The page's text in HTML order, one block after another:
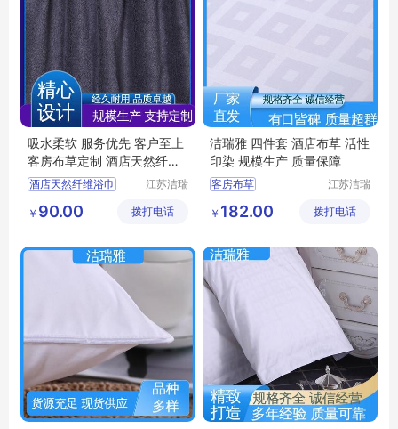
吸水柔软 服务优先 客户至上
客房布草定制 酒店天然纤维
浴巾 洁瑞雅
酒店天然纤维浴巾
宾馆浴巾 酒店布草
江苏洁瑞
有限公司
￥ 90.00 拨打电话
洁瑞雅 四件套 酒店布草 活性
印染 规模生产 质量保障
客房布草
宾馆床上用品
酒店布草
江苏洁瑞
有限公司
￥ 182.00 拨打电话